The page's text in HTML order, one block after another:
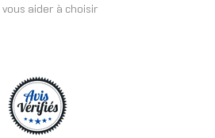
vous aider à choisir